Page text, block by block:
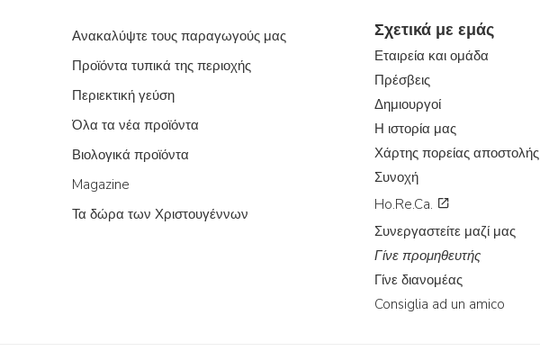
Ανακαλύψτε τους παραγωγούς μας
Προϊόντα τυπικά της περιοχής
Περιεκτική γεύση
Όλα τα νέα προϊόντα
Βιολογικά προϊόντα
Magazine
Τα δώρα των Χριστουγέννων
Σχετικά με εμάς
Εταιρεία και ομάδα
Πρέσβεις
Δημιουργοί
Η ιστορία μας
Χάρτης πορείας αποστολής
Συνοχή
Ho.Re.Ca.
Συνεργαστείτε μαζί μας
Γίνε προμηθευτής
Γίνε διανομέας
Consiglia ad un amico